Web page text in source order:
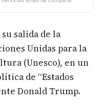
salida de la
Unidas para la
(Unesco), en un
de “Estados
Donald Trump.